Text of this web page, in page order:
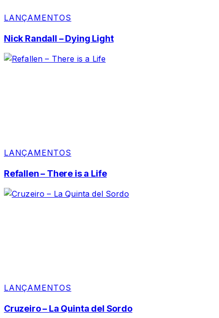
LANÇAMENTOS
Nick Randall – Dying Light
LANÇAMENTOS
Refallen – There is a Life
LANÇAMENTOS
Cruzeiro – La Quinta del Sordo